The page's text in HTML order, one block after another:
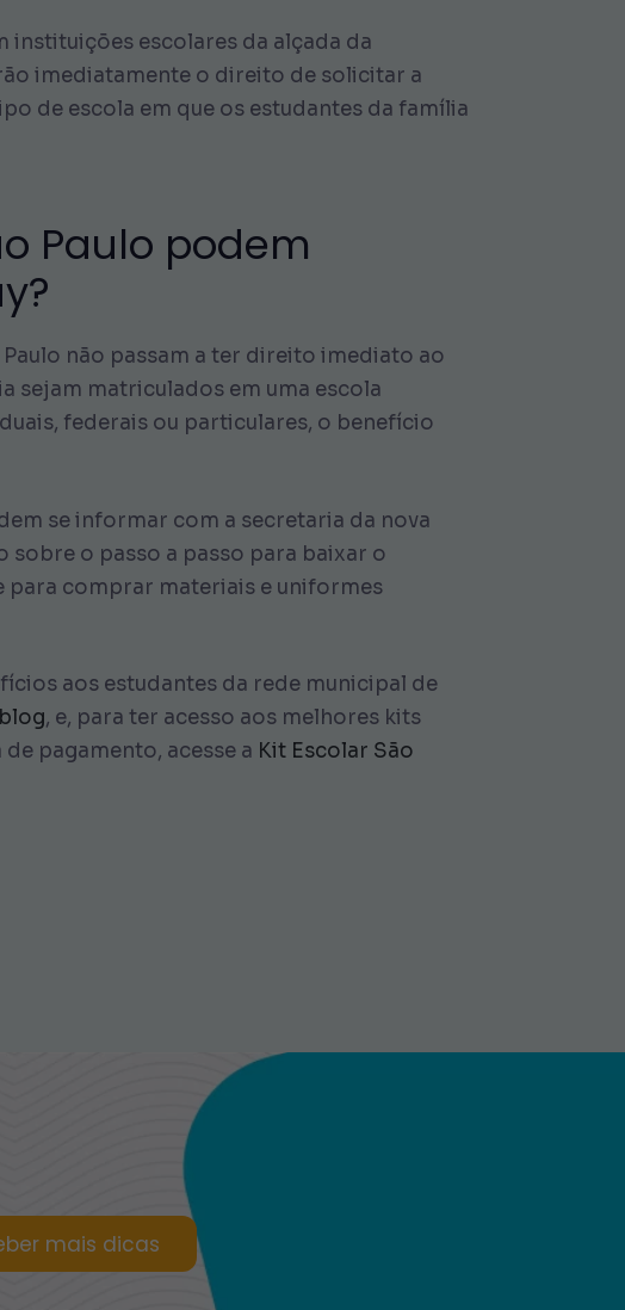
instituições escolares da alçada da
imediatamente o direito de solicitar a
de escola em que os estudantes da família
Paulo podem
não passam a ter direito imediato ao
sejam matriculados em uma escola
federais ou particulares, o benefício
se informar com a secretaria da nova
sobre o passo a passo para baixar o
para comprar materiais e uniformes
aos estudantes da rede municipal de
blog, e, para ter acesso aos melhores kits
pagamento, acesse a Kit Escolar São
mais dicas